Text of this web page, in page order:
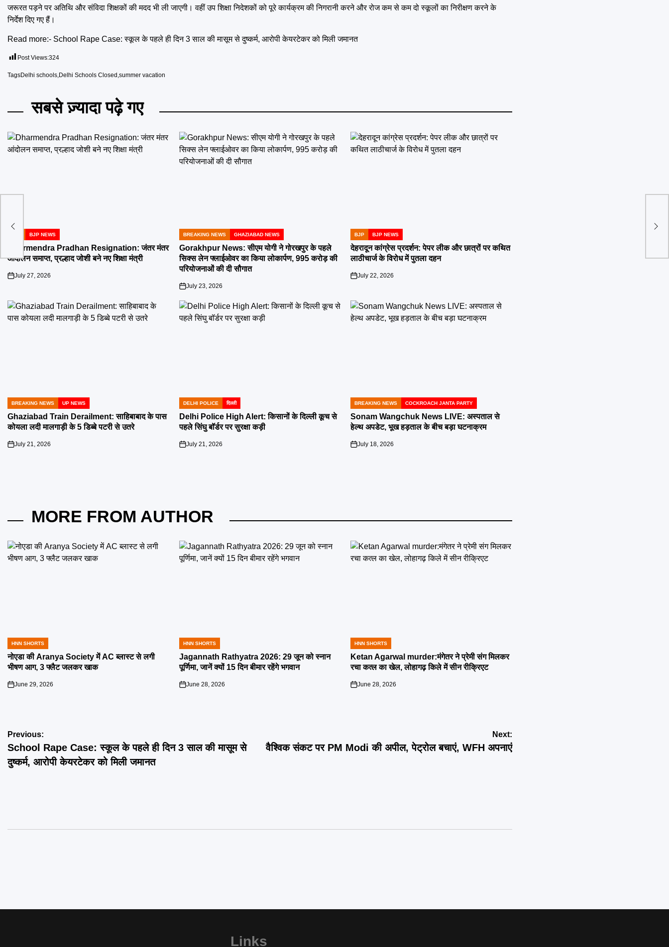
जरूरत पड़ने पर अतिथि और संविदा शिक्षकों की मदद भी ली जाएगी। वहीं उप शिक्षा निदेशकों को पूरे कार्यक्रम की निगरानी करने और रोज कम से कम दो स्कूलों का निरीक्षण करने के
निर्देश दिए गए हैं।
Read more:- School Rape Case: स्कूल के पहले ही दिन 3 साल की मासूम से दुष्कर्म, आरोपी केयरटेकर को मिली जमानत
Post Views:324
TagsDelhi schools,Delhi Schools Closed ,summer vacation
सबसे ज़्यादा पढ़े गए
BJP NEWS
Dharmendra Pradhan Resignation: जंतर मंतर
आंदोलन समाप्त, प्रल्हाद जोशी बने नए शिक्षा मंत्री
on
July 27, 2026
POSTED
IN
BREAKING NEWS GHAZIABAD NEWS
Gorakhpur News: सीएम योगी ने गोरखपुर के पहले
सिक्स लेन फ्लाईओवर का किया लोकार्पण, 995 करोड़ की
परियोजनाओं की दी सौगात
on
July 23, 2026
POSTED
IN
BJP BJP NEWS
देहरादून कांग्रेस प्रदर्शन: पेपर लीक और छात्रों पर कथित
लाठीचार्ज के विरोध में पुतला दहन
on
July 22, 2026
POSTED
IN
BREAKING NEWS UP NEWS
Ghaziabad Train Derailment: साहिबाबाद के पास
कोयला लदी मालगाड़ी के 5 डिब्बे पटरी से उतरे
on
July 21, 2026
POSTED
IN
DELHI POLICE दिल्ली
Delhi Police High Alert: किसानों के दिल्ली कूच से
पहले सिंघु बॉर्डर पर सुरक्षा कड़ी
on
July 21, 2026
POSTED
IN
BREAKING NEWS COCKROACH JANTA PARTY
Sonam Wangchuk News LIVE: अस्पताल से
हेल्थ अपडेट, भूख हड़ताल के बीच बड़ा घटनाक्रम
on
July 18, 2026
MORE FROM AUTHOR
POSTED
IN
HNN SHORTS
नोएडा की Aranya Society में AC ब्लास्ट से लगी
भीषण आग, 3 फ्लैट जलकर खाक
on
June 29, 2026
POSTED
IN
HNN SHORTS
Jagannath Rathyatra 2026: 29 जून को स्नान
पूर्णिमा, जानें क्यों 15 दिन बीमार रहेंगे भगवान
on
June 28, 2026
POSTED
IN
HNN SHORTS
Ketan Agarwal murder:मंगेतर ने प्रेमी संग मिलकर
रचा कत्ल का खेल, लोहागढ़ किले में सीन रीक्रिएट
on
June 28, 2026
Post
navigation
Previous:
School Rape Case: स्कूल के पहले ही दिन 3 साल की मासूम से
दुष्कर्म, आरोपी केयरटेकर को मिली जमानत
Next:
वैश्विक संकट पर PM Modi की अपील, पेट्रोल बचाएं, WFH अपनाएं
Links